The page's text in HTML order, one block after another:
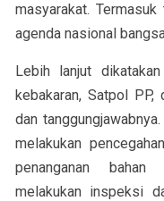
masyarakat.
agenda nasional
Lebih lanjut
kebakaran, Satpol
dan
melakukan
penanganan bahan
melakukan inspeksi